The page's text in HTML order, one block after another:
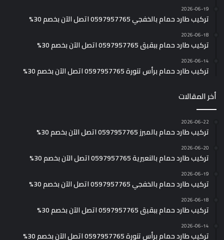
2026-06-19
تركيب طارد حمام بالخفجي 0597957765 اتصل الآن بخصم 30%
2026-06-18
تركيب طارد حمام ببقيق 0597957765 اتصل الآن بخصم 30%
2026-06-14
تركيب طارد حمام برأس تنورة 0597957765 اتصل الآن بخصم 30%
أخر المقالات
2026-06-22
تركيب طارد حمام بالمبرز 0597957765 اتصل الآن بخصم 30%
2026-06-20
تركيب طارد حمام بالنعيرية 0597957765 اتصل الآن بخصم 30%
2026-06-19
تركيب طارد حمام بالخفجي 0597957765 اتصل الآن بخصم 30%
2026-06-18
تركيب طارد حمام ببقيق 0597957765 اتصل الآن بخصم 30%
2026-06-14
تركيب طارد حمام برأس تنورة 0597957765 اتصل الآن بخصم 30%